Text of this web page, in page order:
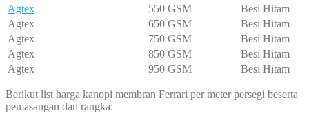
Agtex
550 GSM
Besi Hitam
Agtex
650 GSM
Besi Hitam
Agtex
750 GSM
Besi Hitam
Agtex
850 GSM
Besi Hitam
Agtex
950 GSM Besi Hitam
Berikut list harga kanopi membran Ferrari per meter persegi beserta
pemasangan dan rangka: